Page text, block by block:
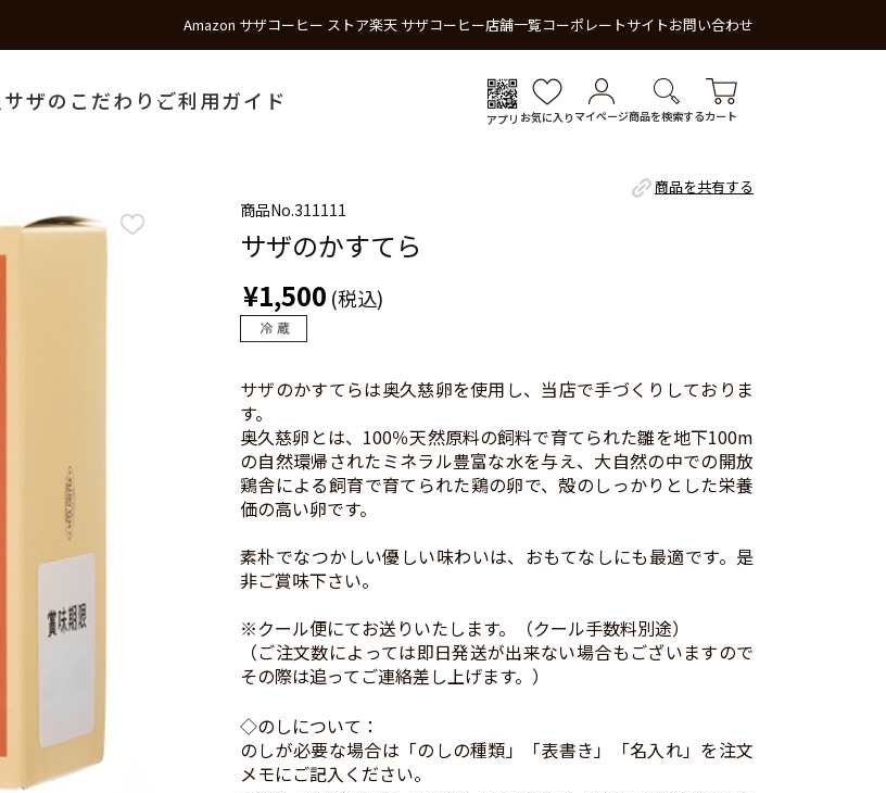
Amazon サザコーヒー ストア楽天 サザコーヒー店舗一覧コーポレートサイトお問い合わせ
サザのこだわり ご利用ガイド
アプリ お気に入り マイページ商品を検索するカート
商品を共有する
商品No.311111
サザのかすてら
¥1,500 (税込)
サザのかすてらは奥久慈卵を使用し、当店で手づくりしておりま
す。
奥久慈卵とは、100％天然原料の飼料で育てられた雛を地下100m
の自然環帰されたミネラル豊富な水を与え、大自然の中での開放
鶏舎による飼育で育てられた鶏の卵で、殻のしっかりとした栄養
価の高い卵です。
素朴でなつかしい優しい味わいは、おもてなしにも最適です。是
非ご賞味下さい。
※クール便にてお送りいたします。（クール手数料別途）
（ご注文数によっては即日発送が出来ない場合もございますので
その際は追ってご連絡差し上げます。）
◇のしについて：
のしが必要な場合は「のしの種類」「表書き」「名入れ」を注文
メモにご記入ください。